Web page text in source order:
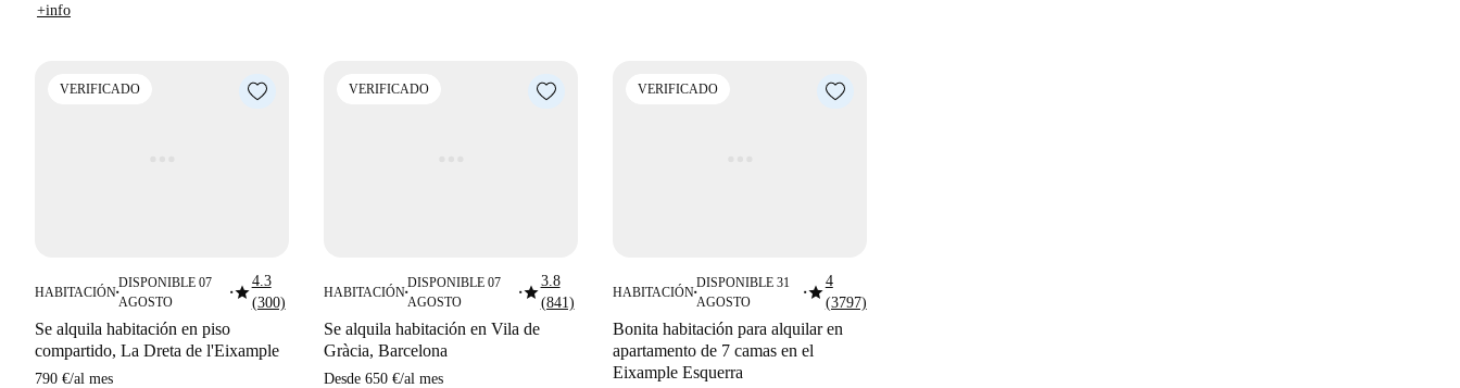
+info
VERIFICADO
HABITACIÓN■
DISPONIBLE 07
AGOSTO
■star4.3
(300)
Se alquila habitación en piso
compartido, La Dreta de l'Eixample
790 €/al mes
VERIFICADO
HABITACIÓN■
DISPONIBLE 07
AGOSTO
■star3.8
(841)
Se alquila habitación en Vila de
Gràcia, Barcelona
Desde 650 €/al mes
VERIFICADO
HABITACIÓN■
DISPONIBLE 31
AGOSTO
■star4
(3797)
Bonita habitación para alquilar en
apartamento de 7 camas en el
Eixample Esquerra